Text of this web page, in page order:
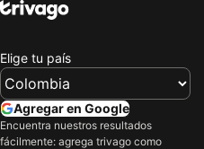
Elige tu país
Agregar en Google
Encuentra nuestros resultados
fácilmente: agrega trivago como